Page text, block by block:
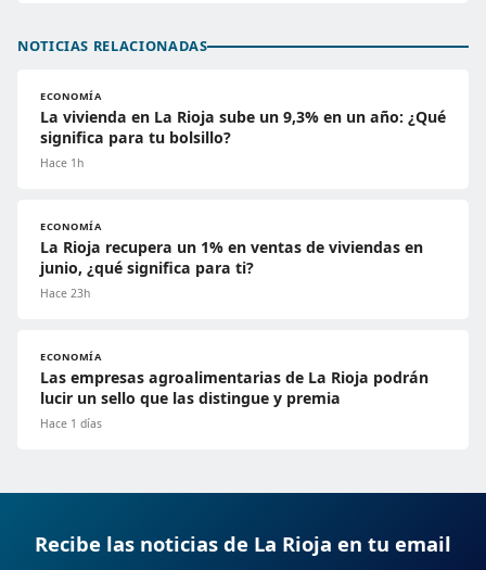
NOTICIAS RELACIONADAS
ECONOMÍA
La vivienda en La Rioja sube un 9,3% en un año: ¿Qué
significa para tu bolsillo?
Hace 1h
ECONOMÍA
La Rioja recupera un 1% en ventas de viviendas en
junio, ¿qué significa para ti?
Hace 23h
ECONOMÍA
Las empresas agroalimentarias de La Rioja podrán
lucir un sello que las distingue y premia
Hace 1 días
Recibe las noticias de La Rioja en tu email